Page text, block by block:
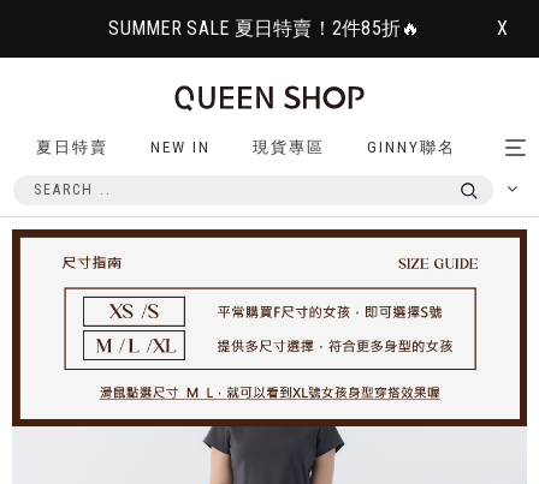
SUMMER SALE 夏日特賣！2件85折🔥 X
夏日特賣 NEW IN 現貨專區 GINNY聯名